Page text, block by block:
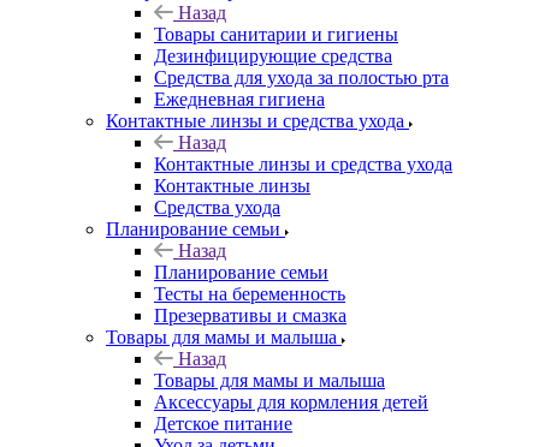
Назад
Товары санитарии и гигиены
Дезинфицирующие средства
Средства для ухода за полостью рта
Ежедневная гигиена
Контактные линзы и средства ухода
Назад
Контактные линзы и средства ухода
Контактные линзы
Средства ухода
Планирование семьи
Назад
Планирование семьи
Тесты на беременность
Презервативы и смазка
Товары для мамы и малыша
Назад
Товары для мамы и малыша
Аксессуары для кормления детей
Детское питание